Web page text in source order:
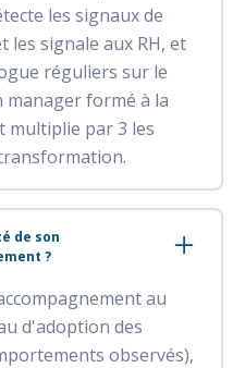
les signaux de
les signale aux RH, et
réguliers sur le
manager formé à la
multiplie par 3 les
de son
?
au
d'adoption des
observés),